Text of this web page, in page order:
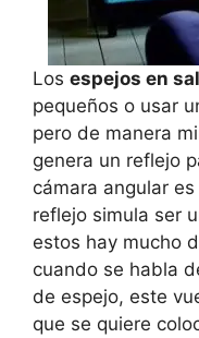
Los espejos en
pequeños o usar
pero de manera
genera un reflejo
cámara angular
reflejo simula ser
estos hay mucho
cuando se habla
de espejo, este
que se quiere